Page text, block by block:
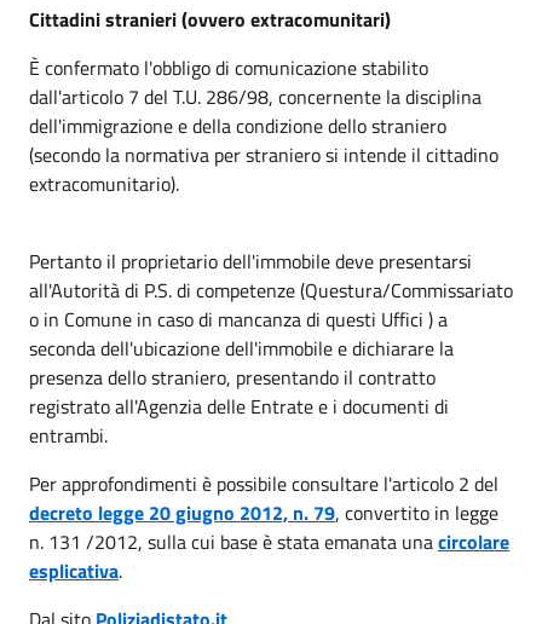
Cittadini stranieri (ovvero extracomunitari)
È confermato l'obbligo di comunicazione stabilito
dall'articolo 7 del T.U. 286/98, concernente la disciplina
dell'immigrazione e della condizione dello straniero
(secondo la normativa per straniero si intende il cittadino
extracomunitario).
Pertanto il proprietario dell'immobile deve presentarsi
all'Autorità di P.S. di competenze (Questura/Commissariato
o in Comune in caso di mancanza di questi Uffici ) a
seconda dell'ubicazione dell'immobile e dichiarare la
presenza dello straniero, presentando il contratto
registrato all'Agenzia delle Entrate e i documenti di
entrambi.
Per approfondimenti è possibile consultare l'articolo 2 del
decreto legge 20 giugno 2012, n. 79, convertito in legge
n. 131 /2012, sulla cui base è stata emanata unacircolare
esplicativa.